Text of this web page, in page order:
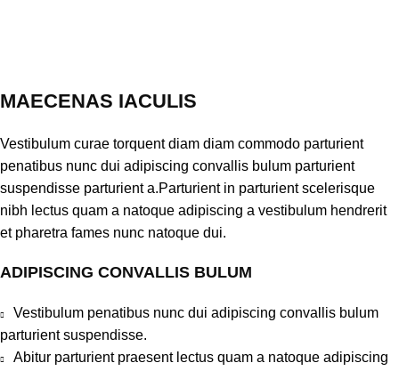
MAECENAS IACULIS
Vestibulum curae torquent diam diam commodo parturient
penatibus nunc dui adipiscing convallis bulum parturient
suspendisse parturient a.Parturient in parturient scelerisque
nibh lectus quam a natoque adipiscing a vestibulum hendrerit
et pharetra fames nunc natoque dui.
ADIPISCING CONVALLIS BULUM
Vestibulum penatibus nunc dui adipiscing convallis bulum
parturient suspendisse.
Abitur parturient praesent lectus quam a natoque adipiscing